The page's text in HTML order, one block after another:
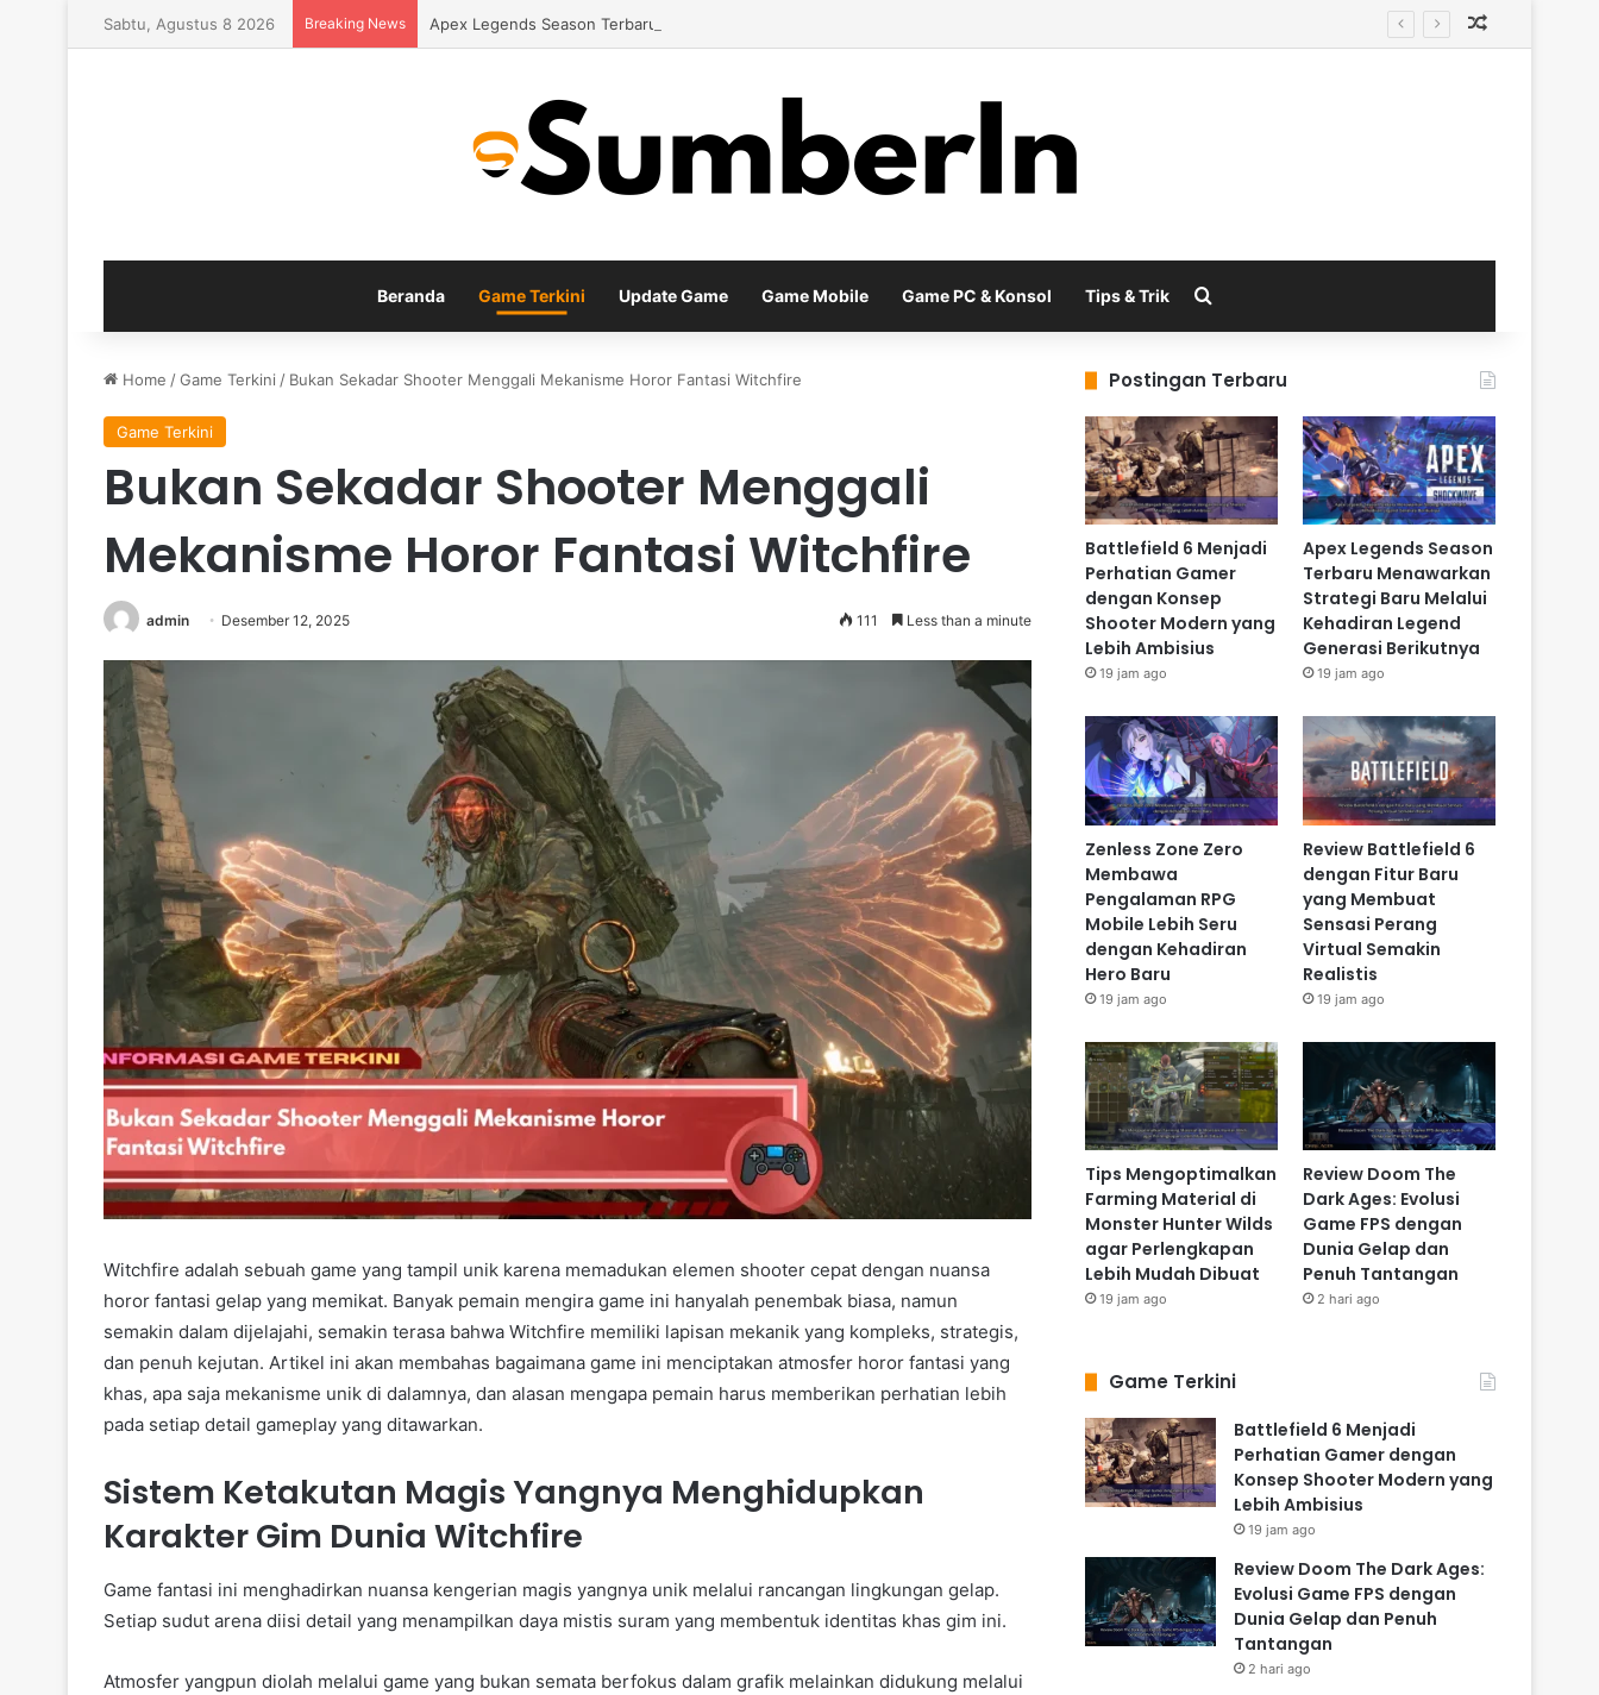
Sabtu, Agustus 8 2026 Breaking News Apex Legends Season Terbaru Menawarkan Strategi Baru Melalui Kehadiran Legend Generasi Berikutnya
Beranda Game Terkini Update Game Game Mobile Game PC & Konsol Tips & Trik
Home /Game Terkini / Bukan Sekadar Shooter Menggali Mekanisme Horor Fantasi Witchfire
Game Terkini
Bukan Sekadar Shooter Menggali
Mekanisme Horor Fantasi Witchfire
admin Desember 12, 2025 111 Less than a minute
Witchfire adalah sebuah game yang tampil unik karena memadukan elemen shooter cepat dengan nuansa
horor fantasi gelap yang memikat. Banyak pemain mengira game ini hanyalah penembak biasa, namun
semakin dalam dijelajahi, semakin terasa bahwa Witchfire memiliki lapisan mekanik yang kompleks, strategis,
dan penuh kejutan. Artikel ini akan membahas bagaimana game ini menciptakan atmosfer horor fantasi yang
khas, apa saja mekanisme unik di dalamnya, dan alasan mengapa pemain harus memberikan perhatian lebih
pada setiap detail gameplay yang ditawarkan.
Sistem Ketakutan Magis Yangnya Menghidupkan
Karakter Gim Dunia Witchfire
Game fantasi ini menghadirkan nuansa kengerian magis yangnya unik melalui rancangan lingkungan gelap.
Setiap sudut arena diisi detail yang menampilkan daya mistis suram yang membentuk identitas khas gim ini.
Atmosfer yangpun diolah melalui game yang bukan semata berfokus dalam grafik melainkan didukung melalui
Postingan Terbaru
Battlefield 6 Menjadi
Perhatian Gamer
dengan Konsep
Shooter Modern yang
Lebih Ambisius
19 jam ago
Apex Legends Season
Terbaru Menawarkan
Strategi Baru Melalui
Kehadiran Legend
Generasi Berikutnya
19 jam ago
Zenless Zone Zero
Membawa
Pengalaman RPG
Mobile Lebih Seru
dengan Kehadiran
Hero Baru
19 jam ago
Review Battlefield 6
dengan Fitur Baru
yang Membuat
Sensasi Perang
Virtual Semakin
Realistis
19 jam ago
Tips Mengoptimalkan
Farming Material di
Monster Hunter Wilds
agar Perlengkapan
Lebih Mudah Dibuat
19 jam ago
Review Doom The
Dark Ages: Evolusi
Game FPS dengan
Dunia Gelap dan
Penuh Tantangan
2 hari ago
Game Terkini
Battlefield 6 Menjadi
Perhatian Gamer dengan
Konsep Shooter Modern yang
Lebih Ambisius
19 jam ago
Review Doom The Dark Ages:
Evolusi Game FPS dengan
Dunia Gelap dan Penuh
Tantangan
2 hari ago